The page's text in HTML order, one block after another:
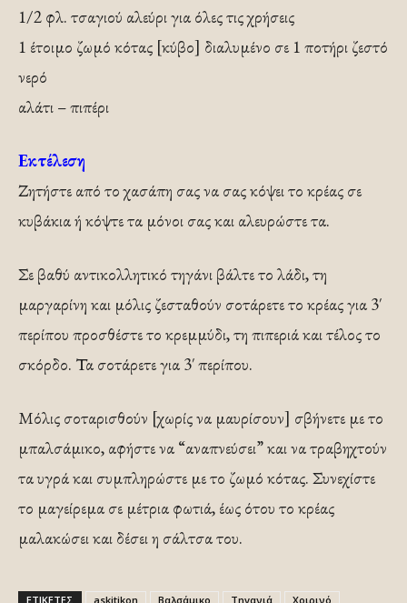
1/2 φλ. τσαγιού αλεύρι για όλες τις χρήσεις
1 έτοιμο ζωμό κότας [κύβο] διαλυμένο σε 1 ποτήρι ζεστό
νερό
αλάτι – πιπέρι
Εκτέλεση
Ζητήστε από το χασάπη σας να σας κόψει το κρέας σε
κυβάκια ή κόψτε τα μόνοι σας και αλευρώστε τα.
Σε βαθύ αντικολλητικό τηγάνι βάλτε το λάδι, τη
μαργαρίνη και μόλις ζεσταθούν σοτάρετε το κρέας για 3′
περίπου προσθέστε το κρεμμύδι, τη πιπεριά και τέλος το
σκόρδο. Τα σοτάρετε για 3′ περίπου.
Μόλις σοταρισθούν [χωρίς να μαυρίσουν] σβήνετε με το
μπαλσάμικο, αφήστε να “αναπνεύσει” και να τραβηχτούν
τα υγρά και συμπληρώστε με το ζωμό κότας. Συνεχίστε
το μαγείρεμα σε μέτρια φωτιά, έως ότου το κρέας
μαλακώσει και δέσει η σάλτσα του.
ΕΤΙΚΕΤΕΣ askitikon Βαλσάμικο Τηγανιά Χοιρινό